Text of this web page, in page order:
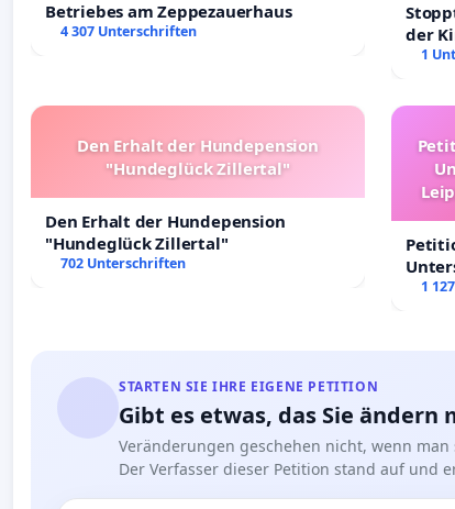
Betriebes am Zeppezauerhaus
4 307 Unterschriften
der
1
Den Erhalt der Hundepension
"Hundeglück Zillertal"
Den Erhalt der Hundepension
"Hundeglück Zillertal"
702 Unterschriften
1
STARTEN SIE IHRE EIGENE PETITION
Gibt es etwas, das Sie ändern
Veränderungen geschehen nicht, wenn man
Der Verfasser dieser Petition stand auf und